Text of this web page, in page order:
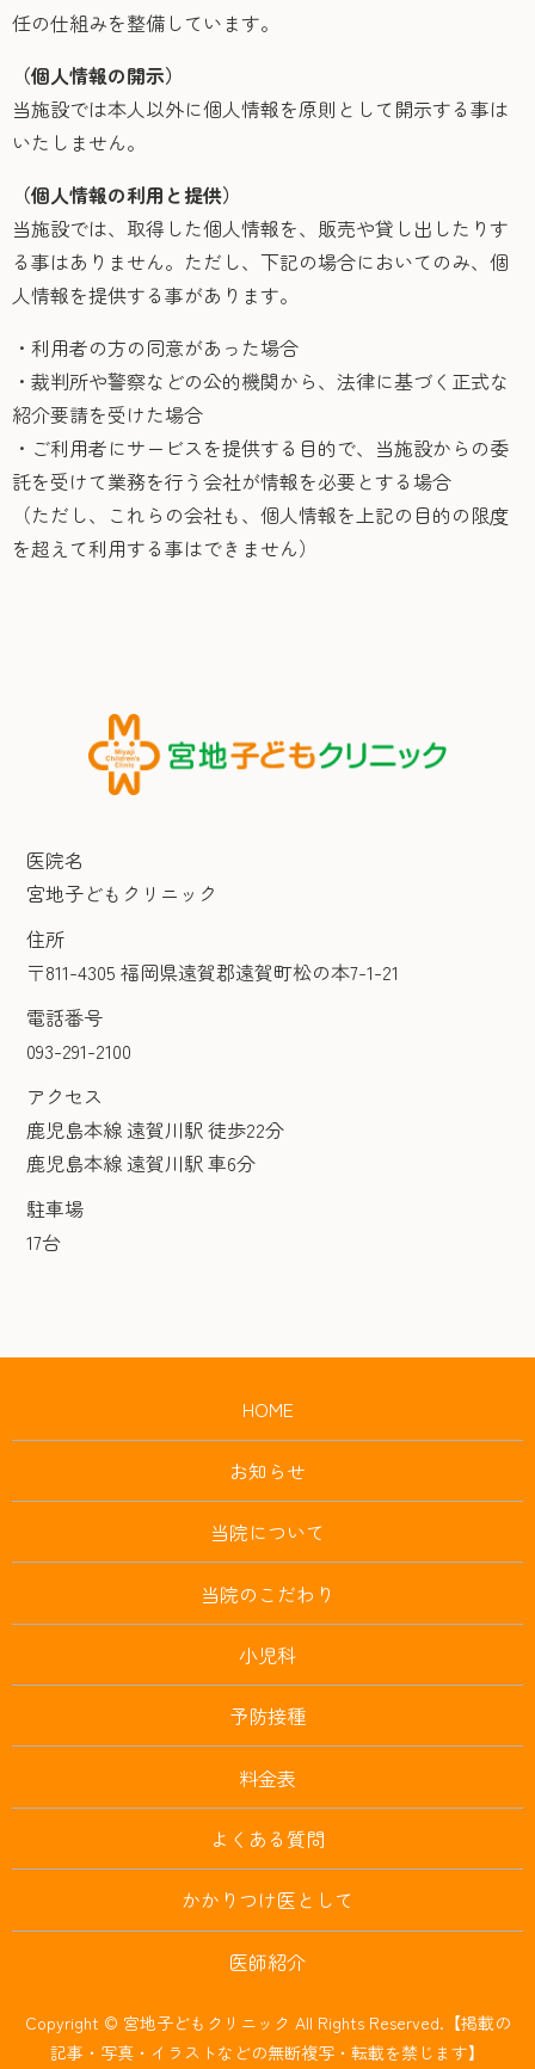
任の仕組みを整備しています。
（個人情報の開示）
当施設では本人以外に個人情報を原則として開示する事は
いたしません。
（個人情報の利用と提供）
当施設では、取得した個人情報を、販売や貸し出したりす
る事はありません。ただし、下記の場合においてのみ、個
人情報を提供する事があります。
・利用者の方の同意があった場合
・裁判所や警察などの公的機関から、法律に基づく正式な
紹介要請を受けた場合
・ご利用者にサービスを提供する目的で、当施設からの委
託を受けて業務を行う会社が情報を必要とする場合
（ただし、これらの会社も、個人情報を上記の目的の限度
を超えて利用する事はできません）
医院名
宮地子どもクリニック
住所
〒811-4305 福岡県遠賀郡遠賀町松の本7-1-21
電話番号
093-291-2100
アクセス
鹿児島本線 遠賀川駅 徒歩22分
鹿児島本線 遠賀川駅 車6分
駐車場
17台
HOME
お知らせ
当院について
当院のこだわり
小児科
予防接種
料金表
よくある質問
かかりつけ医として
医師紹介
Copyright © 宮地子どもクリニック All Rights Reserved.【掲載の
記事・写真・イラストなどの無断複写・転載を禁じます】